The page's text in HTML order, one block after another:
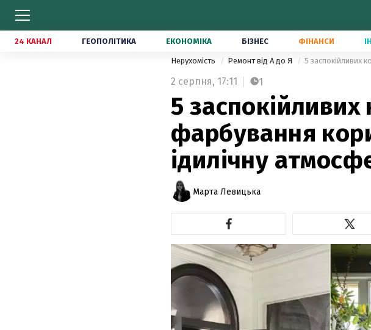
24 КАНАЛ ГЕОПОЛІТИКА ЕКОНОМІКА БІЗНЕС ФІНАНСИ
Нерухомість Ремонт від А до Я 5 заспокійливих
2 серпня, 17:11 1
5 заспокійливих
фарбування
ідилічну
Марта Левицька